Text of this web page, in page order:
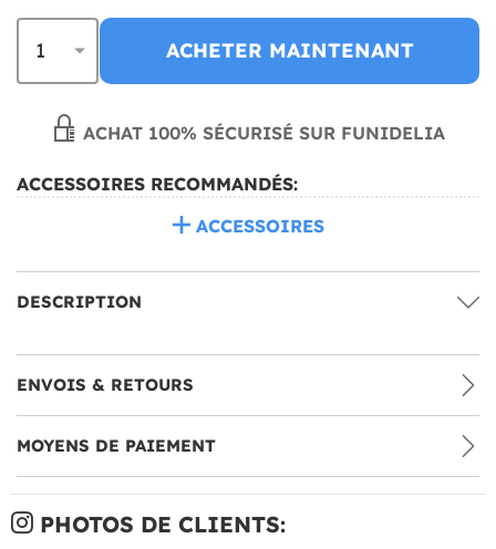
ACHETER MAINTENANT
ACHAT 100% SÉCURISÉ SUR FUNIDELIA
ACCESSOIRES RECOMMANDÉS:
ACCESSOIRES
DESCRIPTION
ENVOIS & RETOURS
MOYENS DE PAIEMENT
PHOTOS DE CLIENTS: